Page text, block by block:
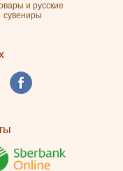
и русские
сувениры